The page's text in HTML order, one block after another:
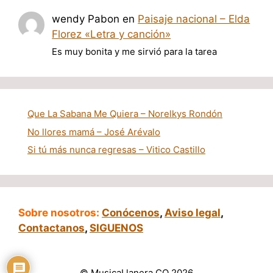
wendy Pabon en Paisaje nacional – Elda
Florez «Letra y canción»
Es muy bonita y me sirvió para la tarea
Que La Sabana Me Quiera – Norelkys Rondón
No llores mamá – José Arévalo
Si tú más nunca regresas – Vitico Castillo
Sobre nosotros: Conócenos, Aviso legal,
Contactanos, SIGUENOS